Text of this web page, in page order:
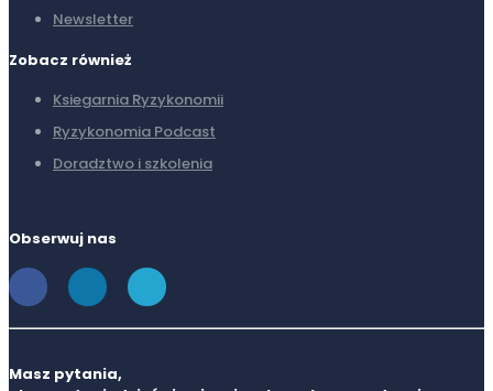
Newsletter
Zobacz również
Ksiegarnia Ryzykonomii
Ryzykonomia Podcast
Doradztwo i szkolenia
Obserwuj nas
Masz pytania,